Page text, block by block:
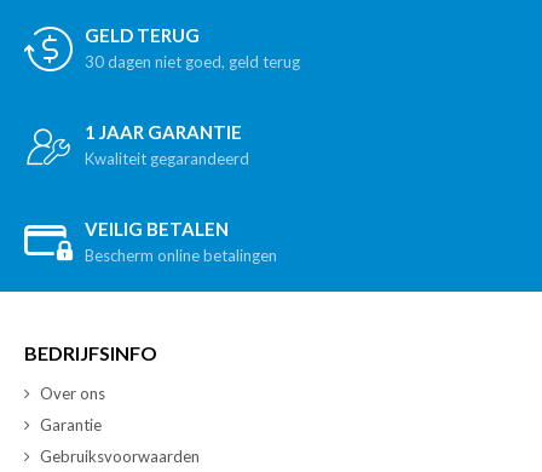
GELD TERUG
30 dagen niet goed, geld terug
1 JAAR GARANTIE
Kwaliteit gegarandeerd
VEILIG BETALEN
Bescherm online betalingen
BEDRIJFSINFO
Over ons
Garantie
Gebruiksvoorwaarden